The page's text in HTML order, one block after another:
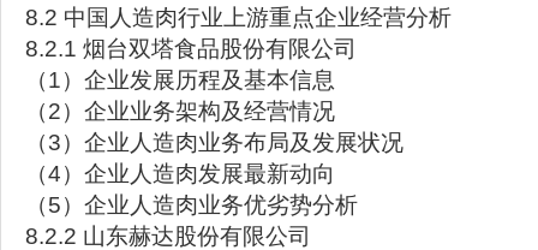
8.2 中国人造肉行业上游重点企业经营分析
8.2.1 烟台双塔食品股份有限公司
（1）企业发展历程及基本信息
（2）企业业务架构及经营情况
（3）企业人造肉业务布局及发展状况
（4）企业人造肉发展最新动向
（5）企业人造肉业务优劣势分析
8.2.2 山东赫达股份有限公司